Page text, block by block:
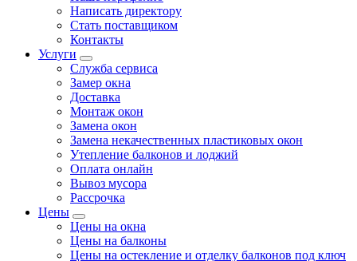
Написать директору
Стать поставщиком
Контакты
Услуги
Служба сервиса
Замер окна
Доставка
Монтаж окон
Замена окон
Замена некачественных пластиковых окон
Утепление балконов и лоджий
Оплата онлайн
Вывоз мусора
Рассрочка
Цены
Цены на окна
Цены на балконы
Цены на остекление и отделку балконов под ключ